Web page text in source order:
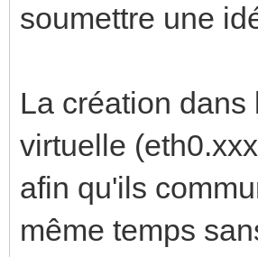
soumettre une
La création
virtuelle
afin qu'ils
même temps